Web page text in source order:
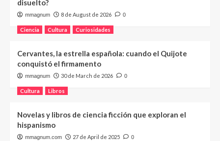
disuelto?
mmagnum 8 de August de 2026 0
Ciencia Cultura Curiosidades
Cervantes, la estrella española: cuando el Quijote
conquistó el firmamento
mmagnum 30 de March de 2026 0
Cultura Libros
Novelas y libros de ciencia ficción que exploran el
hispanismo
mmagnum.com 27 de April de 2025 0